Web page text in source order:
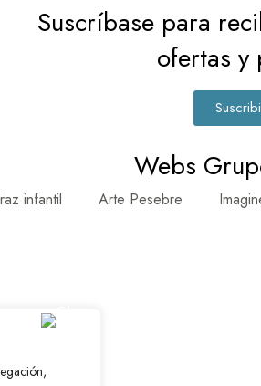
Suscríbase para
ofertas y
Webs
infantil Arte Pesebre